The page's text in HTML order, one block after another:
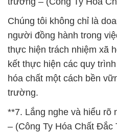
Chúng tôi không chỉ là
người đồng hành trong
thực hiện trách nhiệm xã
kết thực hiện các quy
hóa chất một cách bền
trường.
**7. Lắng nghe và hiểu rõ
– (Công Ty Hóa Chất Đắc